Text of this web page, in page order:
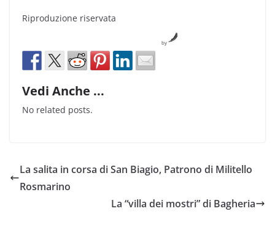
Riproduzione riservata
by
Vedi Anche ...
No related posts.
La salita in corsa di San Biagio, Patrono di Militello
Rosmarino
La “villa dei mostri” di Bagheria